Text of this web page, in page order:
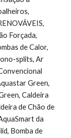
Forçada,
de Calor,
splits, Ar
Green,
Caldeira
de Chão de
da
Bomba de